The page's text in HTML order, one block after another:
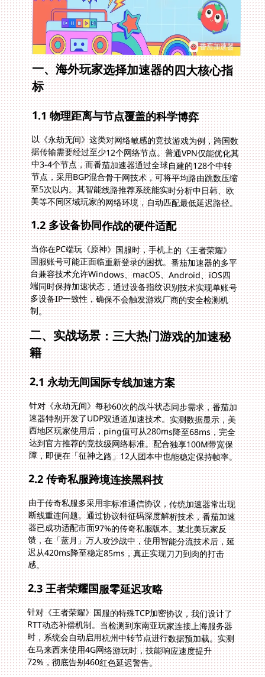
一、海外玩家选择加速器的四大核心指
标
1.1 物理距离与节点覆盖的科学博弈
以《永劫无间》这类对网络敏感的竞技游戏为例，跨国数
据传输需要经过至少12个网络节点。普通VPN仅能优化其
中3-4个节点，而番茄加速器通过全球自建的128个中转
节点，采用BGP混合骨干网技术，可将平均路由跳数压缩
至5次以内。其智能线路推荐系统能实时分析中日韩、欧
美等不同区域玩家的网络环境，自动匹配最低延迟路径。
1.2 多设备协同作战的硬件适配
当你在PC端玩《原神》国服时，手机上的《王者荣耀》
国服账号可能正面临重新登录的困扰。番茄加速器的多平
台兼容技术允许Windows、macOS、Android、iOS四
端同时保持加速状态，通过设备指纹识别技术实现单账号
多设备IP一致性，确保不会触发游戏厂商的安全检测机
制。
二、实战场景：三大热门游戏的加速秘
籍
2.1 永劫无间国际专线加速方案
针对《永劫无间》每秒60次的战斗状态同步需求，番茄加
速器特别开发了UDP双通道加速技术。实测数据显示，美
西地区玩家使用后，ping值可从280ms降至68ms，完全
达到官方推荐的竞技级网络标准。配合独享100M带宽保
障，即便在「征神之路」12人团本中也能稳定保持帧率。
2.2 传奇私服跨境连接黑科技
由于传奇私服多采用非标准通信协议，传统加速器常出现
断线重连问题。通过协议特征码深度解析技术，番茄加速
器已成功适配市面97%的传奇私服版本。某北美玩家反
馈，在「蓝月」万人攻沙战中，使用智能分流技术后，延
迟从420ms降至稳定85ms，真正实现刀刀到肉的打击
感。
2.3 王者荣耀国服零延迟攻略
针对《王者荣耀》国服的特殊TCP加密协议，我们设计了
RTT动态补偿机制。当检测到东南亚玩家连接上海服务器
时，系统会自动启用杭州中转节点进行数据预加载。实测
在马来西来使用4G网络游玩时，技能响应速度提升
72%，彻底告别460红色延迟警告。